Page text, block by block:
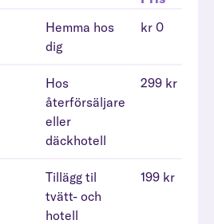
Hemma hos
dig
kr 0
Hos
återförsäljare
eller
däckhotell
299 kr
Tillägg til
tvätt- och
hotell
199 kr